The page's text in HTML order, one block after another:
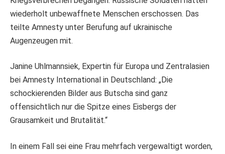
wiederholt unbewaffnete Menschen erschossen. Das
teilte Amnesty unter Berufung auf ukrainische
Augenzeugen mit.
Janine Uhlmannsiek, Expertin für Europa und Zentralasien
bei Amnesty International in Deutschland: „Die
schockierenden Bilder aus Butscha sind ganz
offensichtlich nur die Spitze eines Eisbergs der
Grausamkeit und Brutalität.“
In einem Fall sei eine Frau mehrfach vergewaltigt worden,